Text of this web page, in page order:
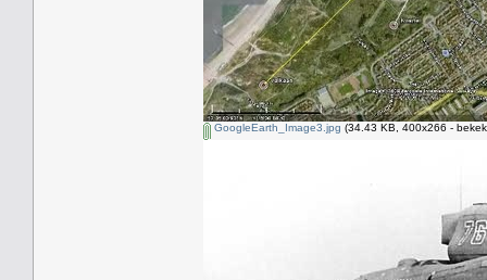
GoogleEarth_Image3.jpg (34.43 KB, 400x266 -